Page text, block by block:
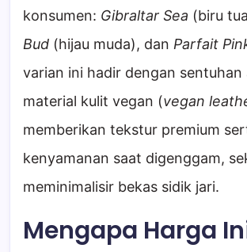
konsumen: Gibraltar Sea (biru
Bud (hijau muda), dan Parfait
varian ini hadir dengan sentuhan
material kulit vegan (vegan
memberikan tekstur premium
kenyamanan saat digenggam,
meminimalisir bekas sidik jari.
Mengapa Harga